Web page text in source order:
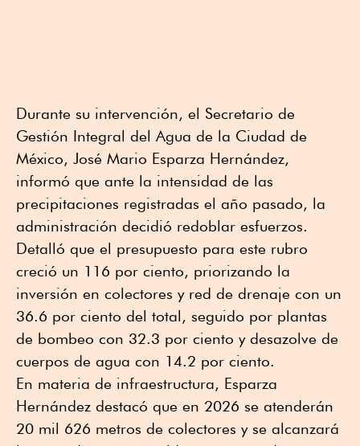
Durante su intervención, el Secretario de
Gestión Integral del Agua de la Ciudad de
México, José Mario Esparza Hernández,
informó que ante la intensidad de las
precipitaciones registradas el año pasado, la
administración decidió redoblar esfuerzos.
Detalló que el presupuesto para este rubro
creció un 116 por ciento, priorizando la
inversión en colectores y red de drenaje con un
36.6 por ciento del total, seguido por plantas
de bombeo con 32.3 por ciento y desazolve de
cuerpos de agua con 14.2 por ciento.
En materia de infraestructura, Esparza
Hernández destacó que en 2026 se atenderán
20 mil 626 metros de colectores y se alcanzará